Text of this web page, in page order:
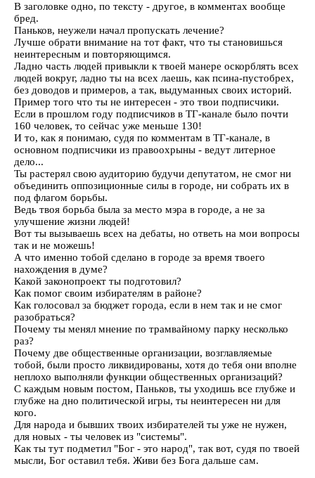
В заголовке одно, по тексту - другое, в комментах вообще
бред.
Паньков, неужели начал пропускать лечение?
Лучше обрати внимание на тот факт, что ты становишься
неинтересным и повторяющимся.
Ладно часть людей привыкли к твоей манере оскорблять всех
людей вокруг, ладно ты на всех лаешь, как псина-пустобрех,
без доводов и примеров, а так, выдуманных своих историй.
Пример того что ты не интересен - это твои подписчики.
Если в прошлом году подписчиков в ТГ-канале было почти
160 человек, то сейчас уже меньше 130!
И то, как я понимаю, судя по комментам в ТГ-канале, в
основном подписчики из правоохрыны - ведут литерное
дело...
Ты растерял свою аудиторию будучи депутатом, не смог ни
объединить оппозиционные силы в городе, ни собрать их в
под флагом борьбы.
Ведь твоя борьба была за место мэра в городе, а не за
улучшение жизни людей!
Вот ты вызываешь всех на дебаты, но ответь на мои вопросы
так и не можешь!
А что именно тобой сделано в городе за время твоего
нахождения в думе?
Какой законопроект ты подготовил?
Как помог своим избирателям в районе?
Как голосовал за бюджет города, если в нем так и не смог
разобраться?
Почему ты менял мнение по трамвайному парку несколько
раз?
Почему две общественные организации, возглавляемые
тобой, были просто ликвидированы, хотя до тебя они вполне
неплохо выполняли функции общественных организаций?
С каждым новым постом, Паньков, ты уходишь все глубже и
глубже на дно политической игры, ты неинтересен ни для
кого.
Для народа и бывших твоих избирателей ты уже не нужен,
для новых - ты человек из "системы".
Как ты тут подметил "Бог - это народ", так вот, судя по твоей
мысли, Бог оставил тебя. Живи без Бога дальше сам.